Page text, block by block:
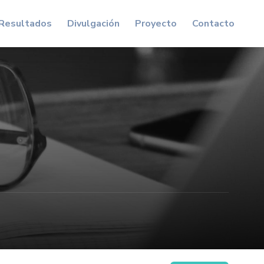
Divulgación Proyecto Contacto